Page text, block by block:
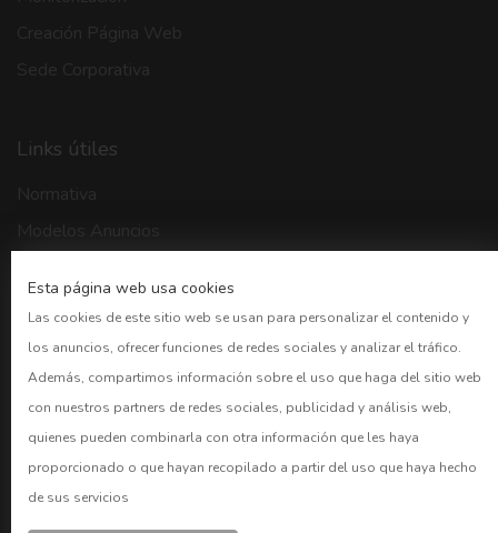
Esta página web usa cookies
Las cookies de este sitio web se usan para personalizar el contenido y
los anuncios, ofrecer funciones de redes sociales y analizar el tráfico.
Además, compartimos información sobre el uso que haga del sitio web
con nuestros partners de redes sociales, publicidad y análisis web,
quienes pueden combinarla con otra información que les haya
proporcionado o que hayan recopilado a partir del uso que haya hecho
de sus servicios
Links útiles
Modelos Anuncios
CNMV
Bolsa Madrid
BOE
Preguntas frecuentes
CUENTAS